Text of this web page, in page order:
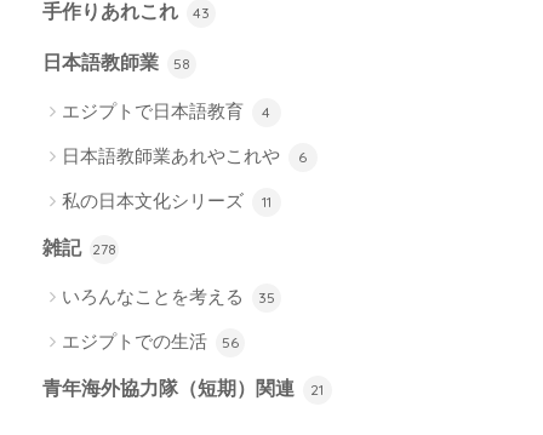
手作りあれこれ 43
日本語教師業 58
エジプトで日本語教育 4
日本語教師業あれやこれや 6
私の日本文化シリーズ 11
雑記 278
いろんなことを考える 35
エジプトでの生活 56
青年海外協力隊（短期）関連 21